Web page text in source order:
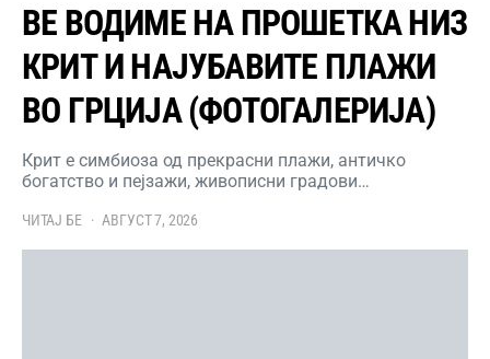
ВЕ ВОДИМЕ НА ПРОШЕТКА НИЗ
КРИТ И НАЈУБАВИТЕ ПЛАЖИ
ВО ГРЦИЈА (ФОТОГАЛЕРИЈА)
Крит е симбиоза од прекрасни плажи, античко
богатство и пејзажи, живописни градови…
ЧИТАЈ БЕ АВГУСТ 7, 2026